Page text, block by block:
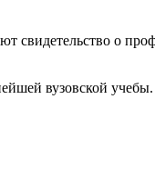
свидетельство о
вузовской